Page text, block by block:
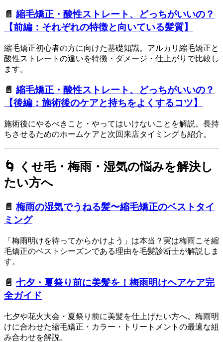
📄 縮毛矯正・酸性ストレート、どっちがいいの？
【前編：それぞれの特徴と向いている髪質】
縮毛矯正初心者の方に向けた基礎知識。アルカリ縮毛矯正と
酸性ストレートの違いを特徴・ダメージ・仕上がりで比較し
ます。
📄 縮毛矯正・酸性ストレート、どっちがいいの？
【後編：施術後のケアと持ちをよくするコツ】
施術後にやるべきこと・やってはいけないことを解説。長持
ちさせるためのホームケアと次回来店タイミングも紹介。
🌀 くせ毛・梅雨・湿気の悩みを解決し
たい方へ
📄梅雨の湿気でうねる髪〜縮毛矯正のベストタイ
ミング
「梅雨明けを待ってからかけよう」は本当？実は梅雨こそ縮
毛矯正のベストシーズンである理由を毛髪診断士が解説しま
す。
📄 七夕・夏祭り前に美髪を！梅雨明けヘアケア完
全ガイド
七夕や花火大会・夏祭り前に美髪を仕上げたい方へ。梅雨明
けに合わせた縮毛矯正・カラー・トリートメントの最適な組
み合わせを解説。